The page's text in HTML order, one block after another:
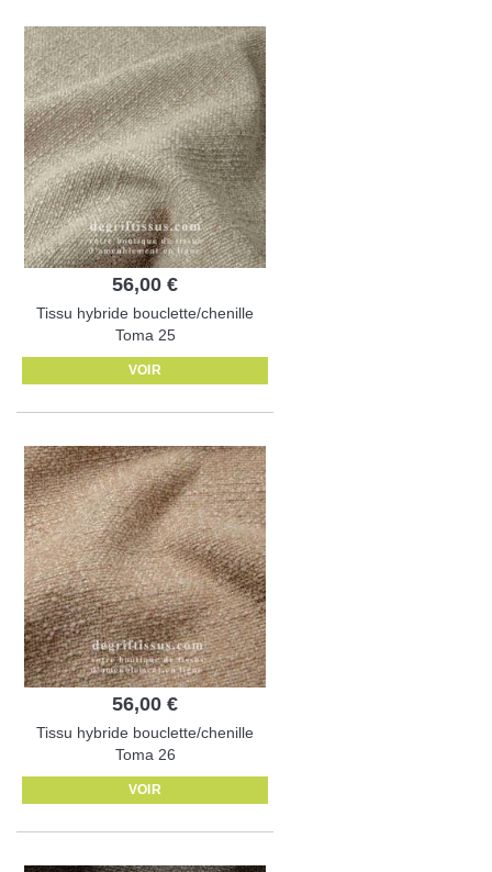
56,00 €
Tissu hybride bouclette/chenille
Toma 25
VOIR
56,00 €
Tissu hybride bouclette/chenille
Toma 26
VOIR